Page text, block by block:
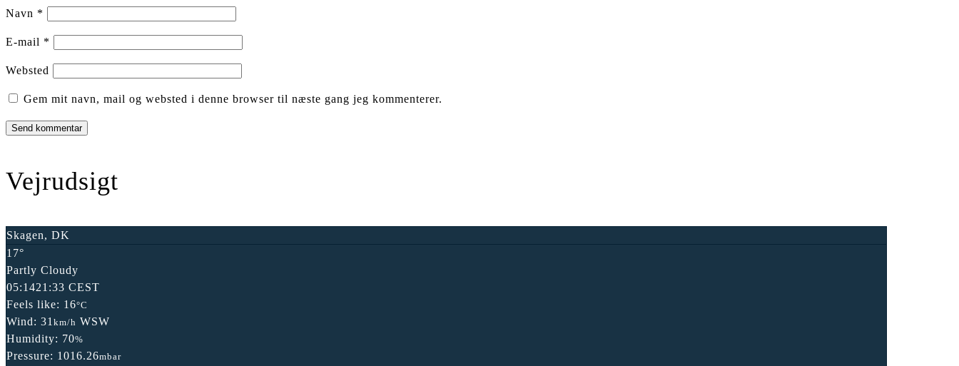
Navn *
E-mail *
Websted
Gem mit navn, mail og websted i denne browser til næste gang jeg kommenterer.
Vejrudsigt
Skagen, DK
17°
Partly Cloudy
05:1421:33 CEST
Feels like: 16°C
Wind: 31 km/h WSW
Humidity: 70%
Pressure: 1016.26mbar